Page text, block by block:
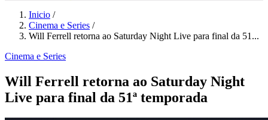
Inicio /
Cinema e Series /
Will Ferrell retorna ao Saturday Night Live para final da 51...
Cinema e Series
Will Ferrell retorna ao Saturday Night
Live para final da 51ª temporada